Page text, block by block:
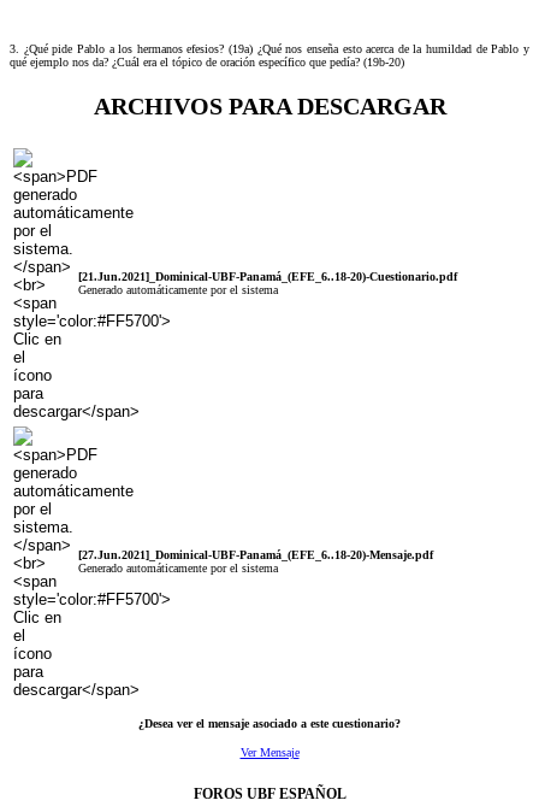
3. ¿Qué pide Pablo a los hermanos efesios? (19a) ¿Qué nos enseña esto acerca de la humildad de Pablo y
qué ejemplo nos da? ¿Cuál era el tópico de oración específico que pedía? (19b-20)
ARCHIVOS PARA DESCARGAR
[21.Jun.2021]_Dominical-UBF-Panamá_(EFE_6..18-20)-Cuestionario.pdf
Generado automáticamente por el sistema
[27.Jun.2021]_Dominical-UBF-Panamá_(EFE_6..18-20)-Mensaje.pdf
Generado automáticamente por el sistema
¿Desea ver el mensaje asociado a este cuestionario?
Ver Mensaje
FOROS UBF ESPAÑOL